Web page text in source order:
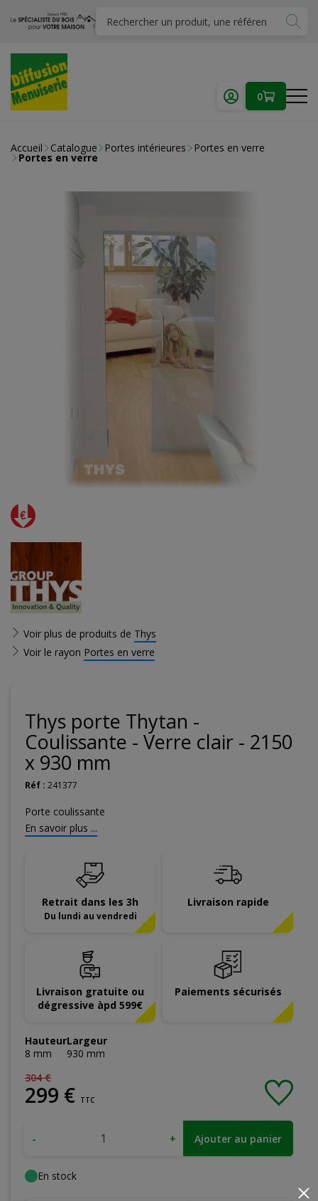
0
Accueil Catalogue Portes intérieures Portes en verre
Portes en verre
Voir plus de produits de Thys
Voir le rayon Portes en verre
Thys porte Thytan -
Coulissante - Verre clair - 2150
x 930 mm
Réf : 241377
Porte coulissante
En savoir plus ...
Retrait dans les 3h
Du lundi au vendredi
Livraison rapide
Livraison gratuite ou
dégressive àpd 599€
Paiements sécurisés
Hauteur
8 mm
Largeur
930 mm
304€
299 € TTC
- + Ajouter au panier
En stock
×